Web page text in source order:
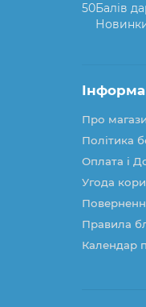
50Балів
Про
Політика
Оплата і
Угода
Правила
Календар